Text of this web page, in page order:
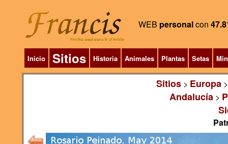
WEB personalcon
Inicio Sitios Historia Animales Plantas Setas
Sitios> Europa
Andalucía >